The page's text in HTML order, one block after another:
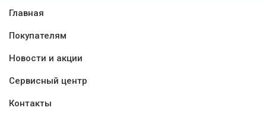
Главная
Покупателям
Новости и акции
Сервисный центр
Контакты